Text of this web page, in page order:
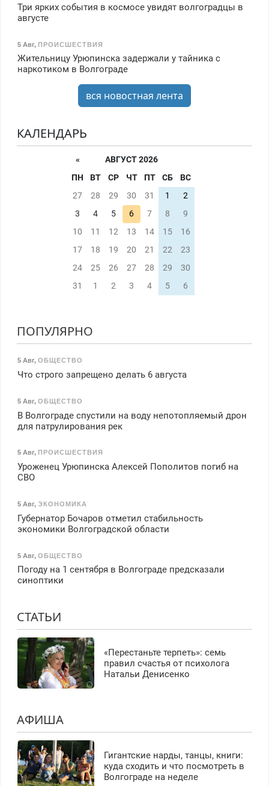
Три ярких события в космосе увидят волгоградцы в
августе
5 Авг, ПРОИСШЕСТВИЯ
Жительницу Урюпинска задержали у тайника с
наркотиком в Волгограде
вся новостная лента
КАЛЕНДАРЬ
«
АВГУСТ 2026
ПН
ВТ СР ЧТ ПТ СБ
ВС
27
28 29 30 31 1
2
3
4 5 6 7 8
9
10
11 12 13 14 15
16
17
18 19 20 21 22
23
24
25 26 27 28 29
30
31
1 2 3 4 5 6
ПОПУЛЯРНО
5 Авг, ОБЩЕСТВО
Что строго запрещено делать 6 августа
5 Авг, ОБЩЕСТВО
В Волгограде спустили на воду непотопляемый дрон
для патрулирования рек
5 Авг, ПРОИСШЕСТВИЯ
Уроженец Урюпинска Алексей Пополитов погиб на
СВО
5 Авг, ЭКОНОМИКА
Губернатор Бочаров отметил стабильность
экономики Волгоградской области
5 Авг, ОБЩЕСТВО
Погоду на 1 сентября в Волгограде предсказали
синоптики
СТАТЬИ
«Перестаньте терпеть»: семь
правил счастья от психолога
Натальи Денисенко
АФИША
Гигантские нарды, танцы, книги:
куда сходить и что посмотреть в
Волгограде на неделе